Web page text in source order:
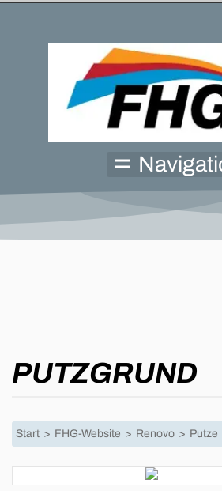
PUTZGRUND
Start > FHG-Website > Renovo > Putze